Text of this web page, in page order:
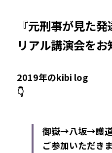
『元刑事が見た発
リアル講演会をお
2019年のkibi log
👇
御嶽→八坂→護
ご参加いただき